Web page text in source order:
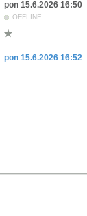
pon 15.6.2026 16:50
OFFLINE
pon 15.6.2026 16:52